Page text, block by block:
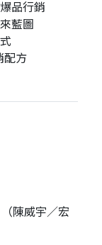
品行銷
藍圖
配方
陳威宇／宏